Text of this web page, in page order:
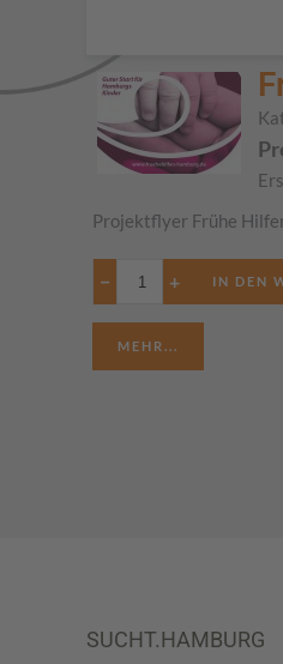
Projektflyer Frühe
− +
MEHR...
SUCHT.HAMBURG